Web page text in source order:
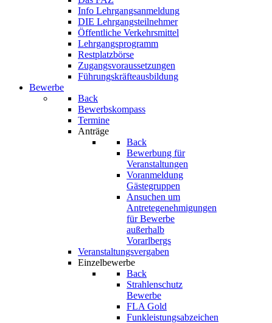
Info Lehrgangsanmeldung
DIE Lehrgangsteilnehmer
Öffentliche Verkehrsmittel
Lehrgangsprogramm
Restplatzbörse
Zugangsvoraussetzungen
Führungskräfteausbildung
Bewerbe
Back
Bewerbskompass
Termine
Anträge
Back
Bewerbung für
Veranstaltungen
Voranmeldung
Gästegruppen
Ansuchen um
Antretegenehmigungen
für Bewerbe
außerhalb
Vorarlbergs
Veranstaltungsvergaben
Einzelbewerbe
Back
Strahlenschutz
Bewerbe
FLA Gold
Funkleistungsabzeichen